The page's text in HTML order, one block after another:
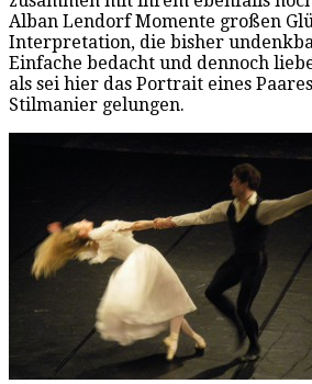
Alban Lendorf Momente großen
Interpretation, die bisher
Einfache bedacht und dennoch
als sei hier das Portrait eines
Stilmanier gelungen.